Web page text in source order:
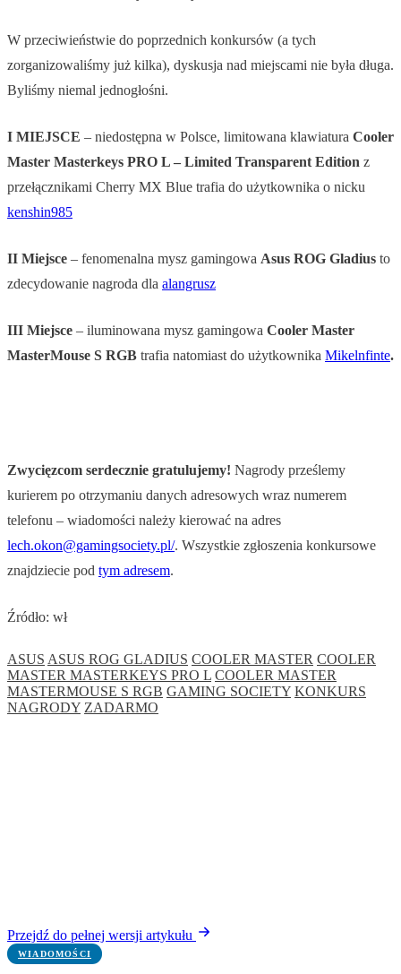
W przeciwieństwie do poprzednich konkursów (a tych
zorganizowaliśmy już kilka), dyskusja nad miejscami nie była długa.
Byliśmy niemal jednogłośni.
I MIEJSCE – niedostępna w Polsce, limitowana klawiatura Cooler
Master Masterkeys PRO L – Limited Transparent Edition z
przełącznikami Cherry MX Blue trafia do użytkownika o nicku
kenshin985
II Miejsce – fenomenalna mysz gamingowa Asus ROG Gladius to
zdecydowanie nagroda dla alangrusz
III Miejsce – iluminowana mysz gamingowa Cooler Master
MasterMouse S RGB trafia natomiast do użytkownika Mikelnfinte.
Zwycięzcom serdecznie gratulujemy! Nagrody prześlemy
kurierem po otrzymaniu danych adresowych wraz numerem
telefonu – wiadomości należy kierować na adres
lech.okon@gamingsociety.pl/. Wszystkie zgłoszenia konkursowe
znajdziecie pod tym adresem.
Źródło: wł
ASUS ASUS ROG GLADIUS COOLER MASTER COOLER
MASTER MASTERKEYS PRO L COOLER MASTER
MASTERMOUSE S RGB GAMING SOCIETY KONKURS
NAGRODY ZADARMO
Przejdź do pełnej wersji artykułu
WIADOMOŚCI